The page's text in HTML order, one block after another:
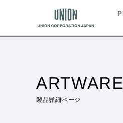
ARTWARE
製品詳細ページ